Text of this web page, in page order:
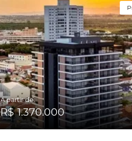
A partir de:
R$ 1.370.000